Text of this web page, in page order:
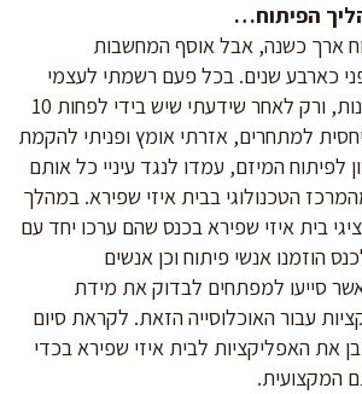
הפיתוח…
ארך כשנה, אבל אוסף המחשבות
כארבע שנים. בכל פעם רשמתי לעצמי
בטבלה עוד ועוד רעיונות, ורק לאחר שידעתי שיש בידי לפחות 10
למתחרים, אזרתי אומץ ופניתי להקמת
לפיתוח המיזם, עמדו לנגד עיניי כל אותם
הטכנולוגי בבית איזי שפירא. במהלך
בית איזי שפירא בכנס שהם ערכו יחד עם
הוזמנו אנשי פיתוח וכן אנשים
אשר סייעו למפתחים לבדוק את מידת
עבור האוכלוסייה הזאת. לקראת סיום
את האפליקציות לבית איזי שפירא בכדי
המקצועית.